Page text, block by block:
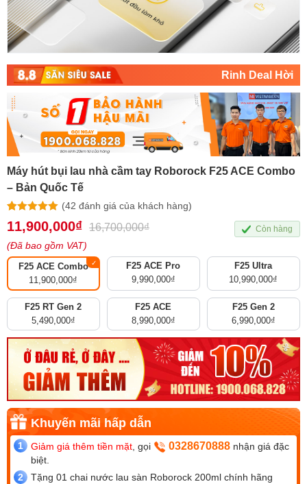
Rinh Deal Hời
Máy hút bụi lau nhà cầm tay Roborock F25 ACE Combo
– Bản Quốc Tế
5.00
trên 5
dựa trên
42
(42 đánh giá của khách hàng)
11,900,000₫ 16,700,000₫
(Đã bao gồm VAT)
F25 ACE Combo
11,900,000₫
F25 ACE Pro
9,990,000₫
F25 Ultra
10,990,000₫
F25 RT Gen 2
5,490,000₫
F25 ACE
8,990,000₫
F25 Gen 2
6,990,000₫
Giảm giá thêm tiền mặt , gọi 0328670888 nhận giá đặc
biệt.
Tặng 01 chai nước lau sàn Roborock 200ml chính hãng
Còn hàng